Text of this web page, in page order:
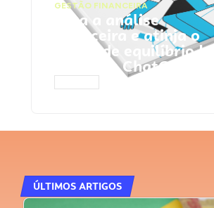
GESTÃO FINANCEIRA
Faça a análise
financeira e atinja o
ponto de equilíbrio |
Prompts ChatGPT
ÚLTIMOS ARTIGOS